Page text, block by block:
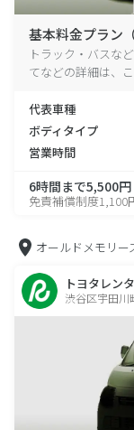
基本料金プラン
トラック・バスな
てなどの詳細は、
代表車種
ボディタイプ
営業時間
6時間まで5,500円
免責補償制度1,100
オールドメモリー
トヨタレン
渋谷区宇田